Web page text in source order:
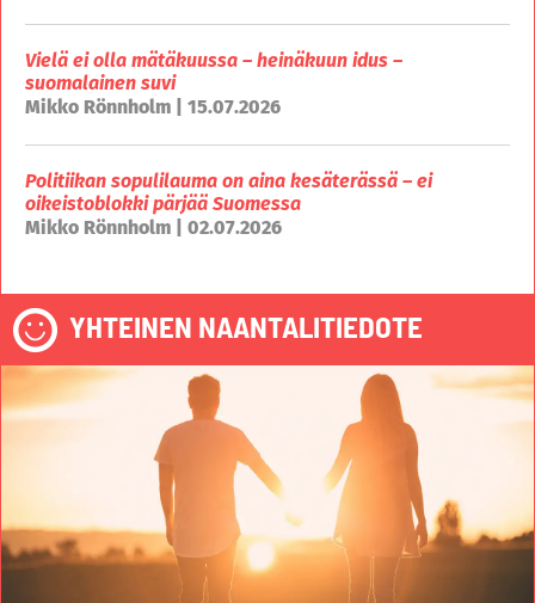
Vielä ei olla mätäkuussa – heinäkuun idus –
suomalainen suvi
Mikko Rönnholm | 15.07.2026
Politiikan sopulilauma on aina kesäterässä – ei
oikeistoblokki pärjää Suomessa
Mikko Rönnholm | 02.07.2026
YHTEINEN NAANTALITIEDOTE